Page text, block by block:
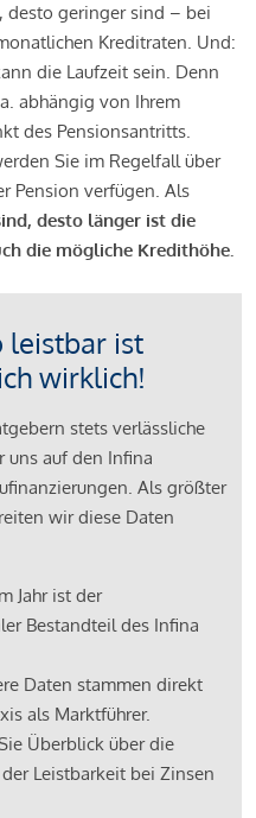
desto geringer sind – bei
Kreditraten. Und:
die Laufzeit sein. Denn
abhängig von Ihrem
des Pensionsantritts.
Sie im Regelfall über
Pension verfügen. Als
desto länger ist die
die mögliche Kredithöhe.
leistbar ist
wirklich!
stets verlässliche
uns auf den Infina
Als größter
wir diese Daten
Jahr ist der
Bestandteil des Infina
Daten stammen direkt
als Marktführer.
Überblick über die
Leistbarkeit bei Zinsen